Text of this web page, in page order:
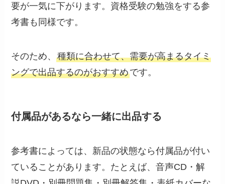
要が一気に下がります。資格受験の勉強をする参
考書も同様です。
そのため、種類に合わせて、需要が高まるタイミ
ングで出品するのがおすすめです。
付属品があるなら一緒に出品する
参考書によっては、新品の状態なら付属品が付い
ていることがあります。たとえば、音声CD・解